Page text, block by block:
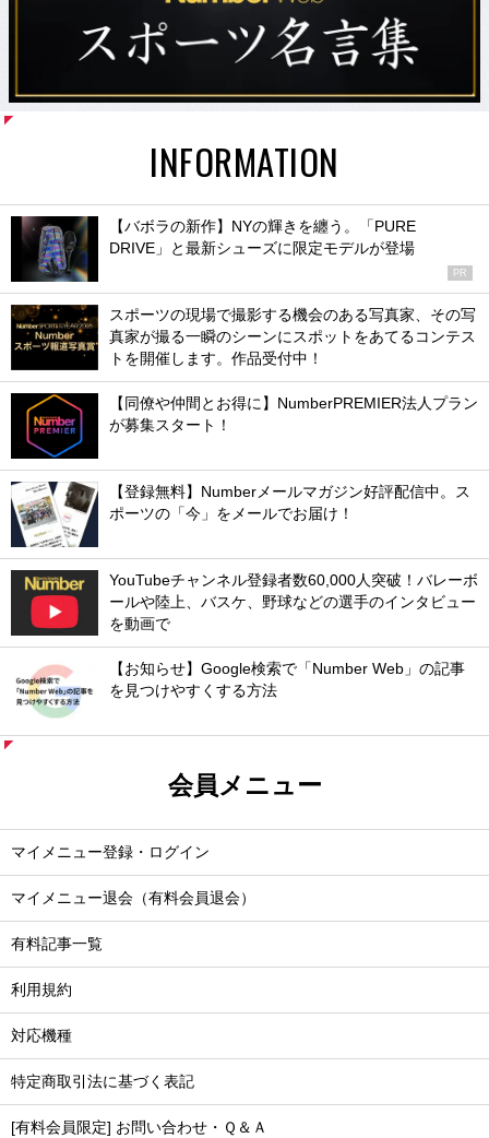
INFORMATION
【バボラの新作】NYの輝きを纏う。「PURE
DRIVE」と最新シューズに限定モデルが登場
PR
スポーツの現場で撮影する機会のある写真家、その写
真家が撮る一瞬のシーンにスポットをあてるコンテス
トを開催します。作品受付中！
【同僚や仲間とお得に】NumberPREMIER法人プラン
が募集スタート！
【登録無料】Numberメールマガジン好評配信中。ス
ポーツの「今」をメールでお届け！
YouTubeチャンネル登録者数60,000人突破！バレーボ
ールや陸上、バスケ、野球などの選手のインタビュー
を動画で
【お知らせ】Google検索で「Number Web」の記事
を見つけやすくする方法
会員メニュー
マイメニュー登録・ログイン
マイメニュー退会（有料会員退会）
有料記事一覧
利用規約
対応機種
特定商取引法に基づく表記
[有料会員限定] お問い合わせ・Ｑ＆Ａ